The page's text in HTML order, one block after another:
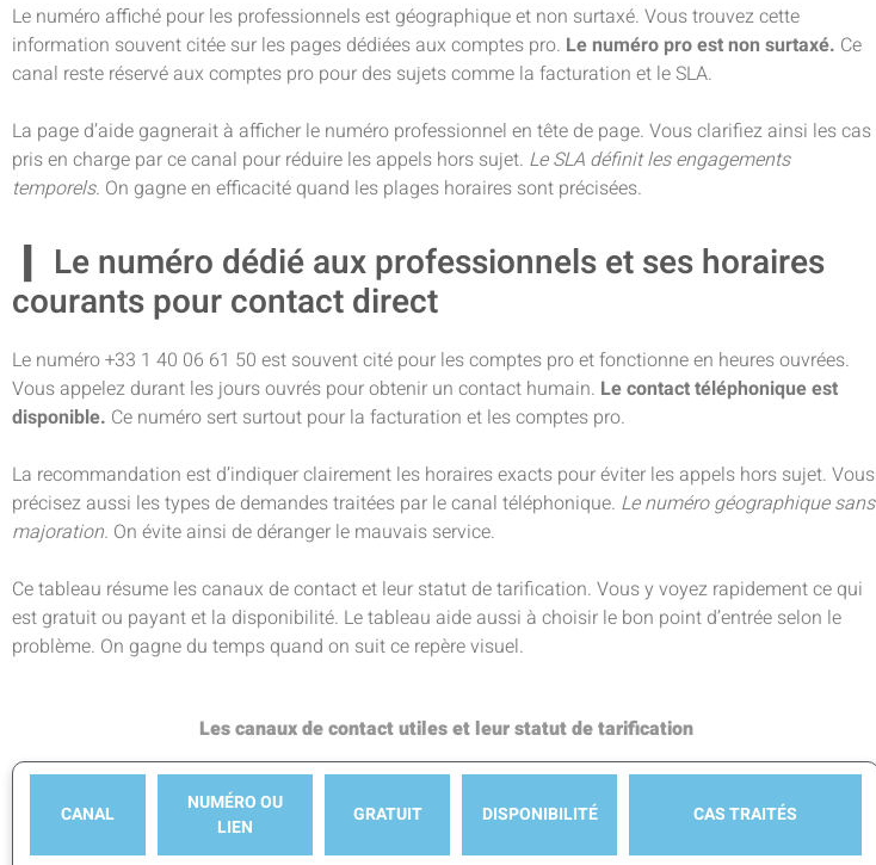
Le numéro affiché pour les professionnels est géographique et non surtaxé. Vous trouvez cette
information souvent citée sur les pages dédiées aux comptes pro. Le numéro pro est non surtaxé. Ce
canal reste réservé aux comptes pro pour des sujets comme la facturation et le SLA.
La page d’aide gagnerait à afficher le numéro professionnel en tête de page. Vous clarifiez ainsi les cas
pris en charge par ce canal pour réduire les appels hors sujet. Le SLA définit les engagements
temporels. On gagne en efficacité quand les plages horaires sont précisées.
Le numéro dédié aux professionnels et ses horaires
courants pour contact direct
Le numéro +33 1 40 06 61 50 est souvent cité pour les comptes pro et fonctionne en heures ouvrées.
Vous appelez durant les jours ouvrés pour obtenir un contact humain. Le contact téléphonique est
disponible. Ce numéro sert surtout pour la facturation et les comptes pro.
La recommandation est d’indiquer clairement les horaires exacts pour éviter les appels hors sujet. Vous
précisez aussi les types de demandes traitées par le canal téléphonique. Le numéro géographique sans
majoration. On évite ainsi de déranger le mauvais service.
Ce tableau résume les canaux de contact et leur statut de tarification. Vous y voyez rapidement ce qui
est gratuit ou payant et la disponibilité. Le tableau aide aussi à choisir le bon point d’entrée selon le
problème. On gagne du temps quand on suit ce repère visuel.
Les canaux de contact utiles et leur statut de tarification
CANAL
NUMÉRO OU
LIEN
GRATUIT DISPONIBILITÉ CAS TRAITÉS